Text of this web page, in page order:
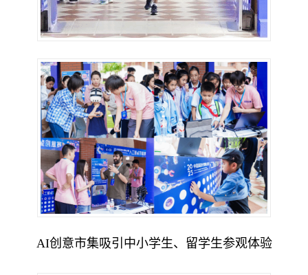
AI创意市集吸引中小学生、留学生参观体验